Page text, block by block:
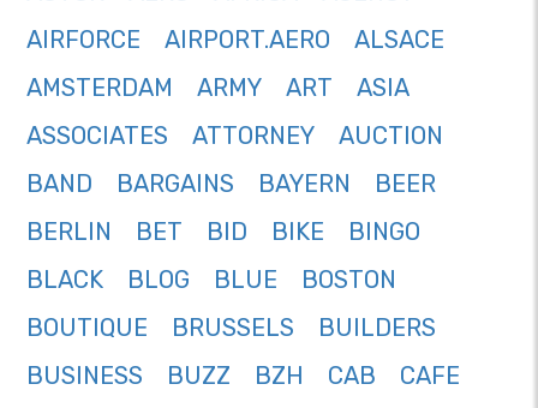
AIRFORCE
AIRPORT.AERO
ALSACE
AMSTERDAM
ARMY ART
ASIA
ASSOCIATES
ATTORNEY
AUCTION
BAND
BARGAINS BAYERN
BEER
BERLIN
BET BID BIKE
BINGO
BLACK
BLOG BLUE
BOSTON
BOUTIQUE
BRUSSELS
BUILDERS
BUSINESS
BUZZ BZH CAB
CAFE